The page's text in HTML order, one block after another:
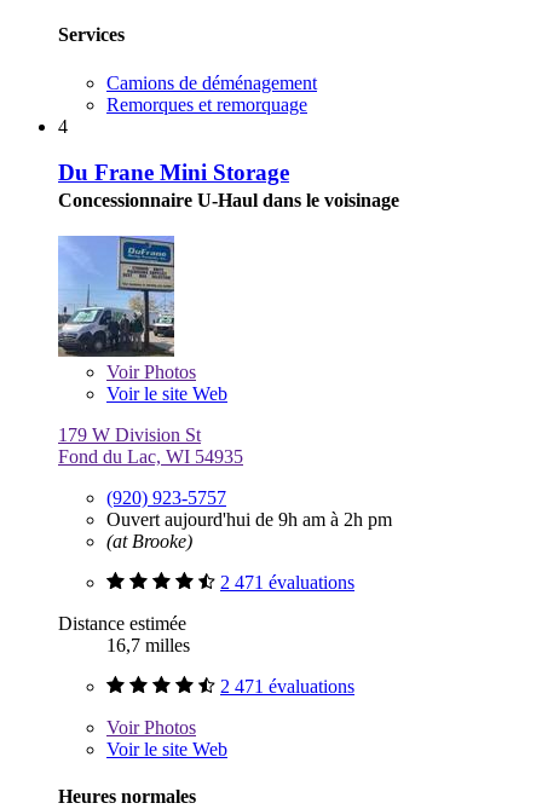
Services
Camions de déménagement
Remorques et remorquage
4
Du Frane Mini Storage
Concessionnaire U-Haul dans le voisinage
VoirPhotos
Voir le site Web
179 W Division St
Fond du Lac, WI 54935
(920) 923-5757
Ouvert aujourd'hui de 9h am à 2h pm
(at Brooke)
2 471 évaluations
Distance estimée
16,7 milles
2 471 évaluations
VoirPhotos
Voir le site Web
Heures normales